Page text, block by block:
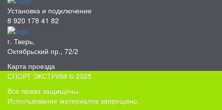
Установка и подключение
8 920 178 41 82
г. Тверь,
Октябрьский пр., 72/2
Карта проезда
СПОРТ ЭКСТРИМ © 2025
Все права защищены.
Использование материалов запрещено.